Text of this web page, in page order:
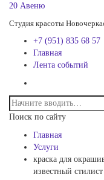
20 Авеню
Студия красоты
+7 (951) 835 68 57
Главная
Лента событий
Поиск по сайту
Главная
Услуги
краска для
известный